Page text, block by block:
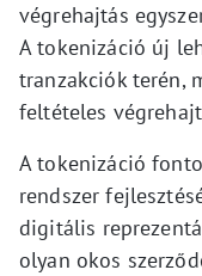
végrehajtás
A tokenizáció új
tranzakciók terén,
feltételes
A tokenizáció
rendszer
digitális
olyan okos